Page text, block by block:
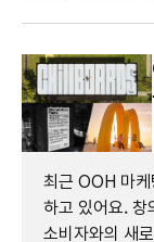
최근 OOH 마케
하고 있어요. 창
소비자와의 새